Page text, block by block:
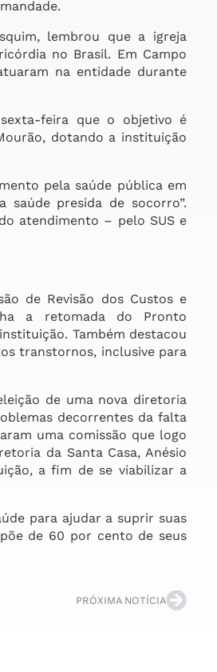
lembrou que a igreja
no Brasil. Em Campo
na entidade durante
feira que o objetivo é
dotando a instituição
pela saúde pública em
saúde presida de socorro”.
atendimento – pelo SUS e
de Revisão dos Custos e
a retomada do Pronto
Também destacou
transtornos, inclusive para
de uma nova diretoria
decorrentes da falta
uma comissão que logo
da Santa Casa, Anésio
a fim de se viabilizar a
para ajudar a suprir suas
de 60 por cento de seus
PRÓXIMA NOTÍCIA